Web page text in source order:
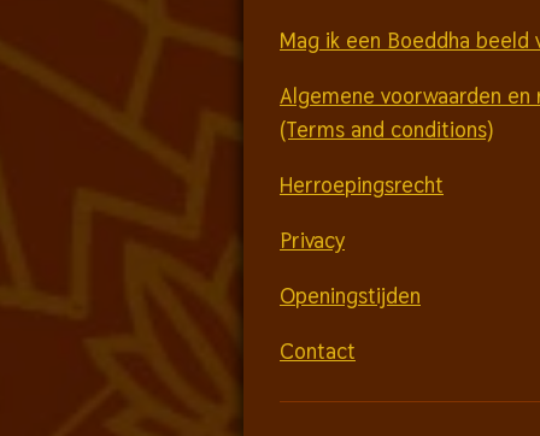
Mag ik een Boeddha
Algemene voorwaarden en
(Terms and conditions)
Herroepingsrecht
Privacy
Openingstijden
Contact